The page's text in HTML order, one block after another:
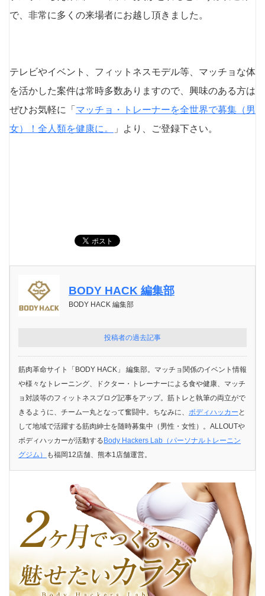
で、非常に多くの来場者にお越し頂きました。
テレビやイベント、フィットネスモデル等、マッチョな体
を活かした案件は常時多数ありますので、興味のある方は
ぜひお気軽に「 マッチョ・トレーナーを全世界で募集（男
女）！全人類を健康に。
」より、ご登録下さい。
BODY HACK 編集部
BODY HACK 編集部
投稿者の過去記事
筋肉革命サイト「BODY HACK」 編集部。マッチョ関係のイベント情報
や様々なトレーニング、ドクター・トレーナーによる食や健康、マッチ
ョ対談等のフィットネスブログ記事をアップ。筋トレと執筆の両立がで
きるように、チーム一丸となって奮闘中。ちなみに、 ボディハッカー と
して地域で活躍する筋肉紳士を随時募集中（男性・女性）。ALLOUTや
ボディハッカーが活動するBody Hackers Lab（パーソナルトレーニン
グジム）
も福岡12店舗、熊本1店舗運営。